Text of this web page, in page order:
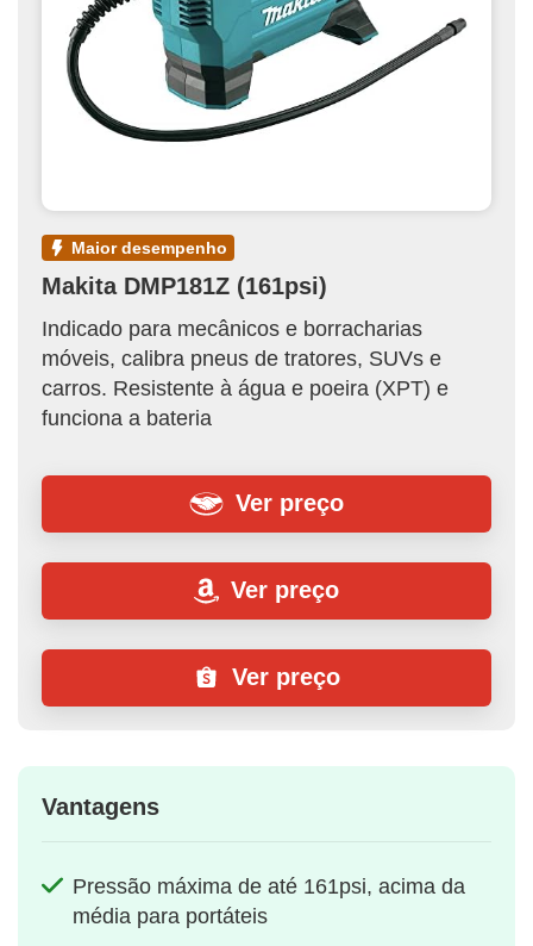
maior desempenho
Makita ‎DMP181Z (161psi)
Indicado para mecânicos e borracharias
móveis, calibra pneus de tratores, SUVs e
carros. Resistente à água e poeira (XPT) e
funciona a bateria
Ver preço
Ver preço
Ver preço
Vantagens
Pressão máxima de até 161psi, acima da
média para portáteis